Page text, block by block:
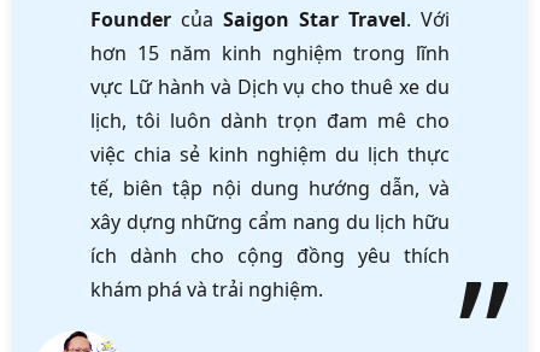
Founder của Saigon Star Travel. Với
hơn 15 năm kinh nghiệm trong lĩnh
vực Lữ hành và Dịch vụ cho thuê xe du
lịch, tôi luôn dành trọn đam mê cho
việc chia sẻ kinh nghiệm du lịch thực
tế, biên tập nội dung hướng dẫn, và
xây dựng những cẩm nang du lịch hữu
ích dành cho cộng đồng yêu thích
khám phá và trải nghiệm.